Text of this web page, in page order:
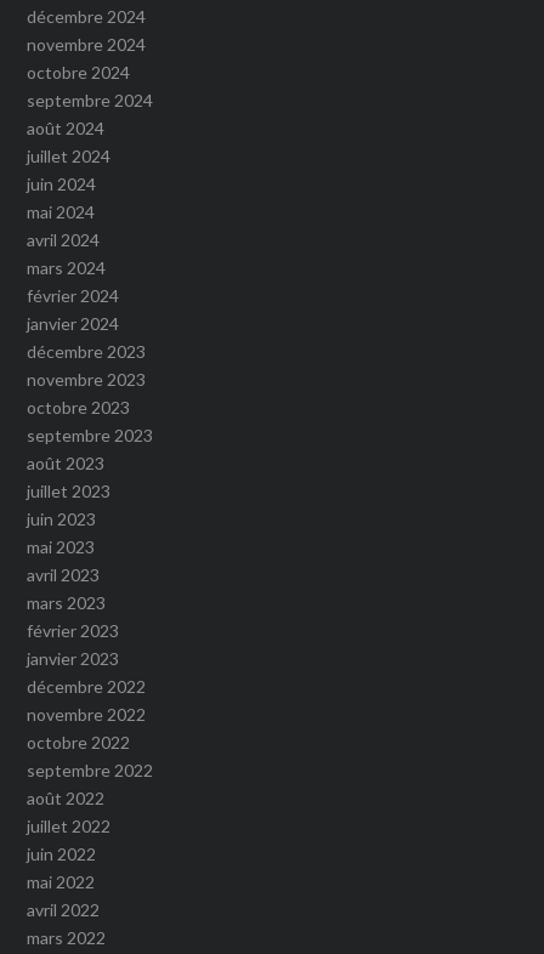
décembre 2024
novembre 2024
octobre 2024
septembre 2024
août 2024
juillet 2024
juin 2024
mai 2024
avril 2024
mars 2024
février 2024
janvier 2024
décembre 2023
novembre 2023
octobre 2023
septembre 2023
août 2023
juillet 2023
juin 2023
mai 2023
avril 2023
mars 2023
février 2023
janvier 2023
décembre 2022
novembre 2022
octobre 2022
septembre 2022
août 2022
juillet 2022
juin 2022
mai 2022
avril 2022
mars 2022